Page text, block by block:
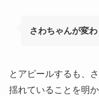
さわちゃんが変
とアピールするも、
揺れていることを明か